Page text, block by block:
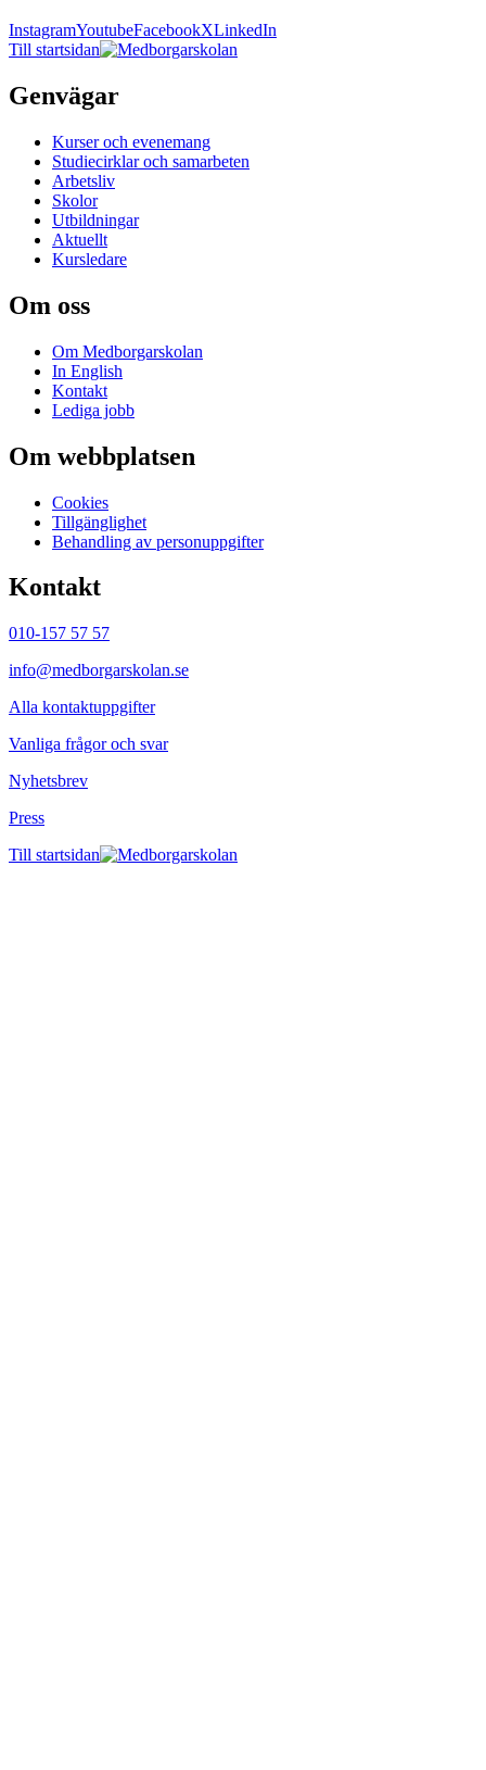
InstagramYoutubeFacebookXLinkedIn
Till startsidan
Genvägar
Kurser och evenemang
Studiecirklar och samarbeten
Arbetsliv
Skolor
Utbildningar
Aktuellt
Kursledare
Om oss
Om Medborgarskolan
In English
Kontakt
Lediga jobb
Om webbplatsen
Cookies
Tillgänglighet
Behandling av personuppgifter
Kontakt
010-157 57 57
info@medborgarskolan.se
Alla kontaktuppgifter
Vanliga frågor och svar
Nyhetsbrev
Press
Till startsidan